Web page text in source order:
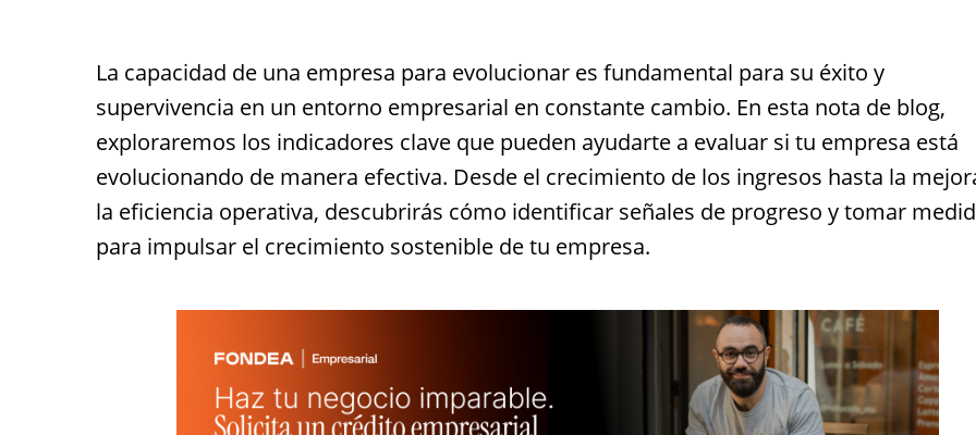
La capacidad de una empresa para evolucionar es fundamental para su éxito y
supervivencia en un entorno empresarial en constante cambio. En esta nota de blog,
exploraremos los indicadores clave que pueden ayudarte a evaluar si tu empresa está
evolucionando de manera efectiva. Desde el crecimiento de los ingresos hasta la
la eficiencia operativa, descubrirás cómo identificar señales de progreso y tomar
para impulsar el crecimiento sostenible de tu empresa.